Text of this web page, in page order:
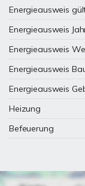
Energieausweis
Energieausweis
Energieausweis
Energieausweis
Energieausweis
Heizung
Befeuerung